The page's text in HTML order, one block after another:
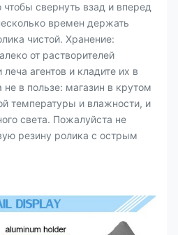
чтобы свернуть взад и вперед
времен держать
чистой. Хранение:
от растворителей
агентов и кладите их в
не в пользе: магазин в крутом
температуры и влажности, и
света. Пожалуйста не
резину ролика с острым